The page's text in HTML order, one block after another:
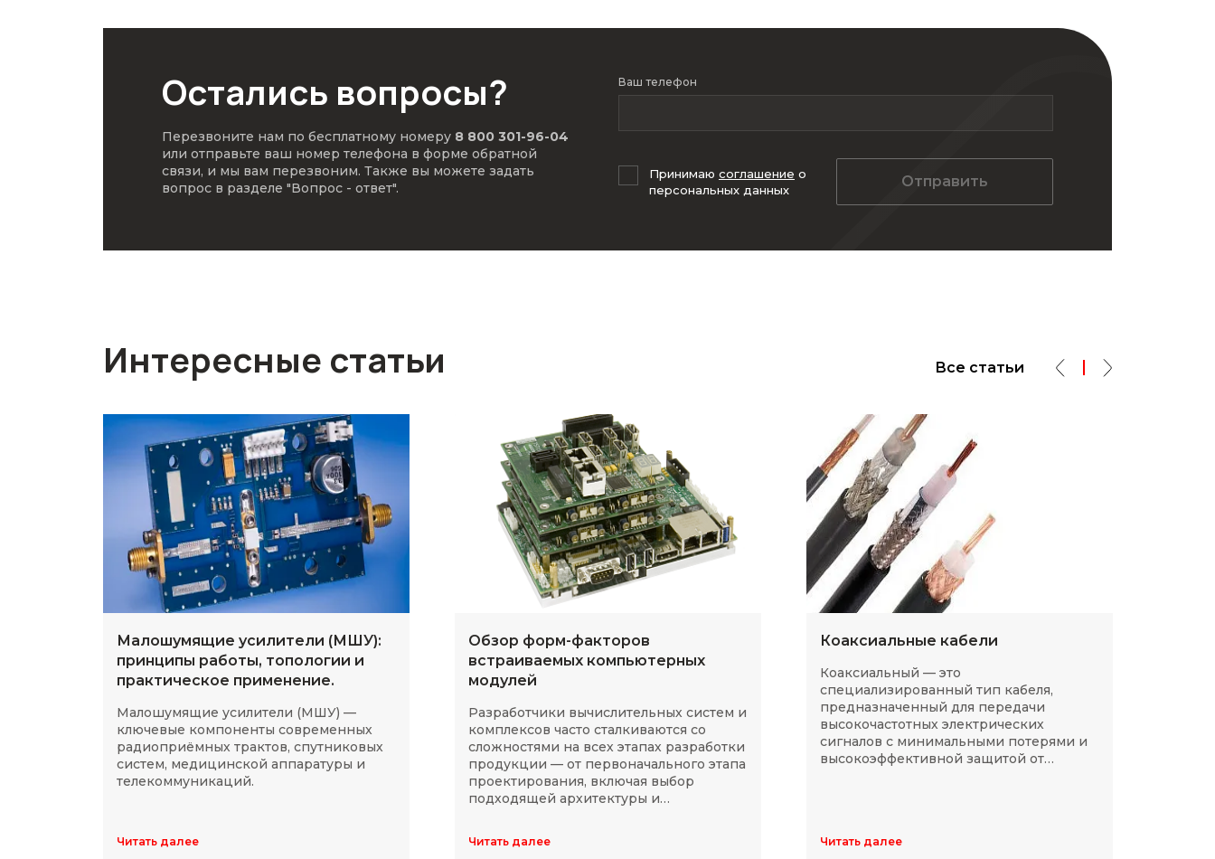
Остались вопросы?
Перезвоните нам по бесплатному номеру 8 800 301-96-04
или отправьте ваш номер телефона в форме обратной
связи, и мы вам перезвоним. Также вы можете задать
вопрос в разделе "Вопрос - ответ".
Ваш телефон
Принимаю соглашение о
персональных данных
Отправить
Интересные статьи Все статьи
Малошумящие усилители (МШУ):
принципы работы, топологии и
практическое применение.
Малошумящие усилители (МШУ) —
ключевые компоненты современных
радиоприёмных трактов, спутниковых
систем, медицинской аппаратуры и
телекоммуникаций.
Читать далее
Обзор форм-факторов
встраиваемых компьютерных
модулей
Разработчики вычислительных систем и
комплексов часто сталкиваются со
сложностями на всех этапах разработки
продукции — от первоначального этапа
проектирования, включая выбор
подходящей архитектуры и
длительного массового производства.
Читать далее
Коаксиальные кабели
Коаксиальный — это
специализированный тип кабеля,
предназначенный для передачи
высокочастотных электрических
сигналов с минимальными потерями и
высокоэффективной защитой от
Читать далее